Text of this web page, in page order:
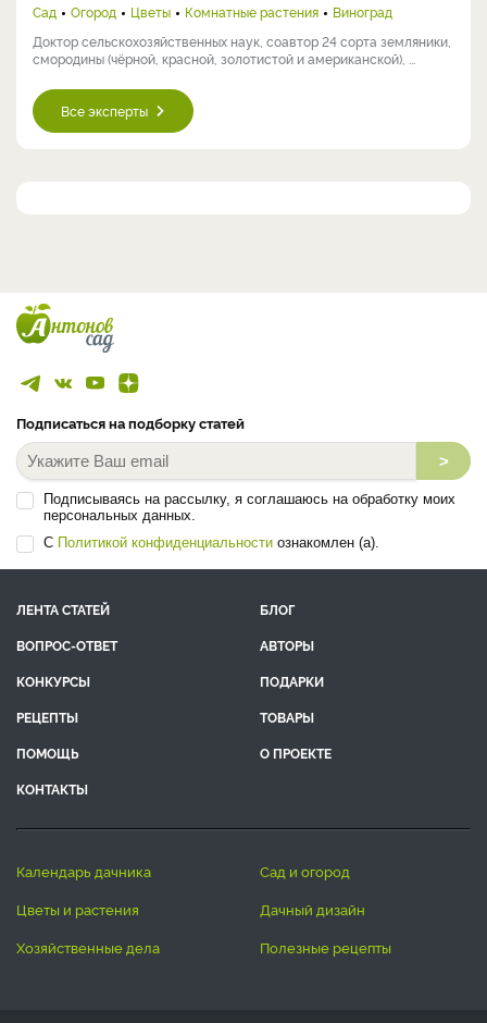
Сад Огород Цветы Комнатные растения
Виноград
Доктор сельскохозяйственных наук, соавтор 24 сорта земляники,
смородины (чёрной, красной, золотистой и американской), ...
Все эксперты
Подписаться на подборку статей
>
Подписываясь на рассылку, я соглашаюсь на обработку моих
персональных данных.
С Политикой конфиденциальности ознакомлен (а).
ЛЕНТА СТАТЕЙ
БЛОГ
ВОПРОС-ОТВЕТ
АВТОРЫ
КОНКУРСЫ
ПОДАРКИ
РЕЦЕПТЫ
ТОВАРЫ
ПОМОЩЬ
О ПРОЕКТЕ
КОНТАКТЫ
календарь дачника
сад и огород
цветы и растения
дачный дизайн
хозяйственные дела
полезные рецепты